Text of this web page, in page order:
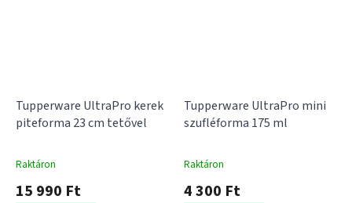
Tupperware UltraPro kerek
piteforma 23 cm tetővel
Raktáron
15 990 Ft
Tupperware UltraPro mini
szufléforma 175 ml
Raktáron
4 300 Ft